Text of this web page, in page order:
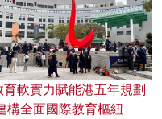
育軟實力賦能港五年規劃
構全面國際教育樞紐